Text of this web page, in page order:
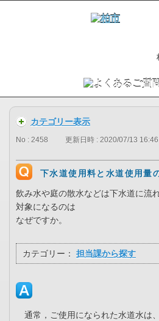
カテゴリー表示
No : 2458 更新日時 : 2020/07/13 16:46
下水道使用料と水道使用量
飲み水や庭の散水などは下水道に流
対象になるのは
なぜですか。
カテゴリー： 担当課から探す
通常，ご使用になられた水道水は